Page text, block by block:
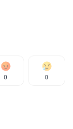
0 0